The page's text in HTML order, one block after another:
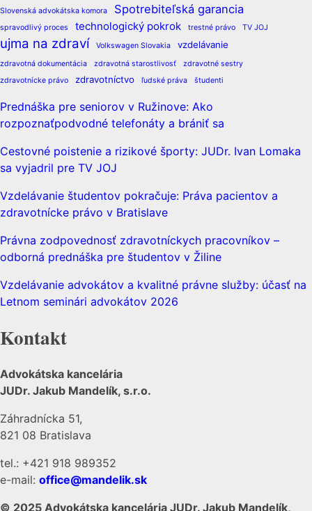
Slovenská advokátska komora
Spotrebiteľská garancia
spravodlivý proces technologický pokrok trestné právo TV JOJ
ujma na zdraví Volkswagen Slovakia vzdelávanie
zdravotná dokumentácia zdravotná starostlivosť
zdravotné sestry
zdravotnícke právo
zdravotníctvo ľudské práva študenti
Prednáška pre seniorov v Ružinove: Ako
rozpoznaťpodvodné telefonáty a brániť sa
Cestovné poistenie a rizikové športy: JUDr. Ivan Lomaka
sa vyjadril pre TV JOJ
Vzdelávanie študentov pokračuje: Práva pacientov a
zdravotnícke právo v Bratislave
Právna zodpovednosť zdravotníckych pracovníkov –
odborná prednáška pre študentov v Žiline
Vzdelávanie advokátov a kvalitné právne služby: účasť na
Letnom seminári advokátov 2026
Kontakt
Advokátska kancelária
JUDr. Jakub Mandelík, s.r.o.
Záhradnícka 51,
821 08 Bratislava
tel.: +421 918 989352
e-mail: office@mandelik.sk
© 2025 Advokátska kancelária JUDr. Jakub Mandelík,